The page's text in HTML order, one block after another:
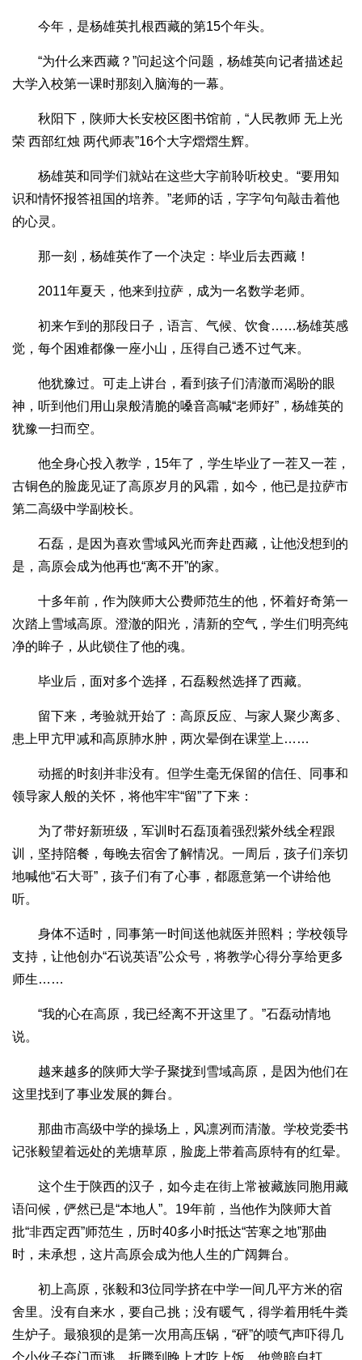
今年，是杨雄英扎根西藏的第15个年头。
“为什么来西藏？”问起这个问题，杨雄英向记者描述起
大学入校第一课时那刻入脑海的一幕。
秋阳下，陕师大长安校区图书馆前，“人民教师 无上光
荣 西部红烛 两代师表”16个大字熠熠生辉。
杨雄英和同学们就站在这些大字前聆听校史。“要用知
识和情怀报答祖国的培养。”老师的话，字字句句敲击着他
的心灵。
那一刻，杨雄英作了一个决定：毕业后去西藏！
2011年夏天，他来到拉萨，成为一名数学老师。
初来乍到的那段日子，语言、气候、饮食……杨雄英感
觉，每个困难都像一座小山，压得自己透不过气来。
他犹豫过。可走上讲台，看到孩子们清澈而渴盼的眼
神，听到他们用山泉般清脆的嗓音高喊“老师好”，杨雄英的
犹豫一扫而空。
他全身心投入教学，15年了，学生毕业了一茬又一茬，
古铜色的脸庞见证了高原岁月的风霜，如今，他已是拉萨市
第二高级中学副校长。
石磊，是因为喜欢雪域风光而奔赴西藏，让他没想到的
是，高原会成为他再也“离不开”的家。
十多年前，作为陕师大公费师范生的他，怀着好奇第一
次踏上雪域高原。澄澈的阳光，清新的空气，学生们明亮纯
净的眸子，从此锁住了他的魂。
毕业后，面对多个选择，石磊毅然选择了西藏。
留下来，考验就开始了：高原反应、与家人聚少离多、
患上甲亢甲减和高原肺水肿，两次晕倒在课堂上……
动摇的时刻并非没有。但学生毫无保留的信任、同事和
领导家人般的关怀，将他牢牢“留”了下来：
为了带好新班级，军训时石磊顶着强烈紫外线全程跟
训，坚持陪餐，每晚去宿舍了解情况。一周后，孩子们亲切
地喊他“石大哥”，孩子们有了心事，都愿意第一个讲给他
听。
身体不适时，同事第一时间送他就医并照料；学校领导
支持，让他创办“石说英语”公众号，将教学心得分享给更多
师生……
“我的心在高原，我已经离不开这里了。”石磊动情地
说。
越来越多的陕师大学子聚拢到雪域高原，是因为他们在
这里找到了事业发展的舞台。
那曲市高级中学的操场上，风凛冽而清澈。学校党委书
记张毅望着远处的羌塘草原，脸庞上带着高原特有的红晕。
这个生于陕西的汉子，如今走在街上常被藏族同胞用藏
语问候，俨然已是“本地人”。19年前，当他作为陕师大首
批“非西定西”师范生，历时40多小时抵达“苦寒之地”那曲
时，未承想，这片高原会成为他人生的广阔舞台。
初上高原，张毅和3位同学挤在中学一间几平方米的宿
舍里。没有自来水，要自己挑；没有暖气，得学着用牦牛粪
生炉子。最狼狈的是第一次用高压锅，“砰”的喷气声吓得几